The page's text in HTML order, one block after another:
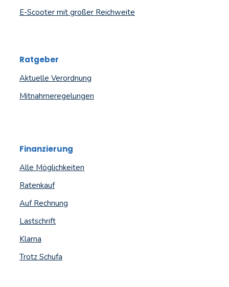
E-Scooter mit großer Reichweite
Ratgeber
Aktuelle Verordnung
Mitnahmeregelungen
Finanzierung
Alle Möglichkeiten
Ratenkauf
Auf Rechnung
Lastschrift
Klarna
Trotz Schufa